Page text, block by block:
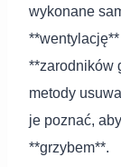
wykonane
**zarodników
metody
je poznać,
**grzybem**.